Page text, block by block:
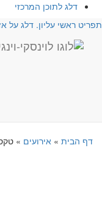
דלג לתוכן המרכזי
ראשי עליון. דלג על
דף הבית» אירועים»